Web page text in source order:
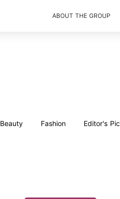
ABOUT THE GROUP
Beauty Fashion Editor's